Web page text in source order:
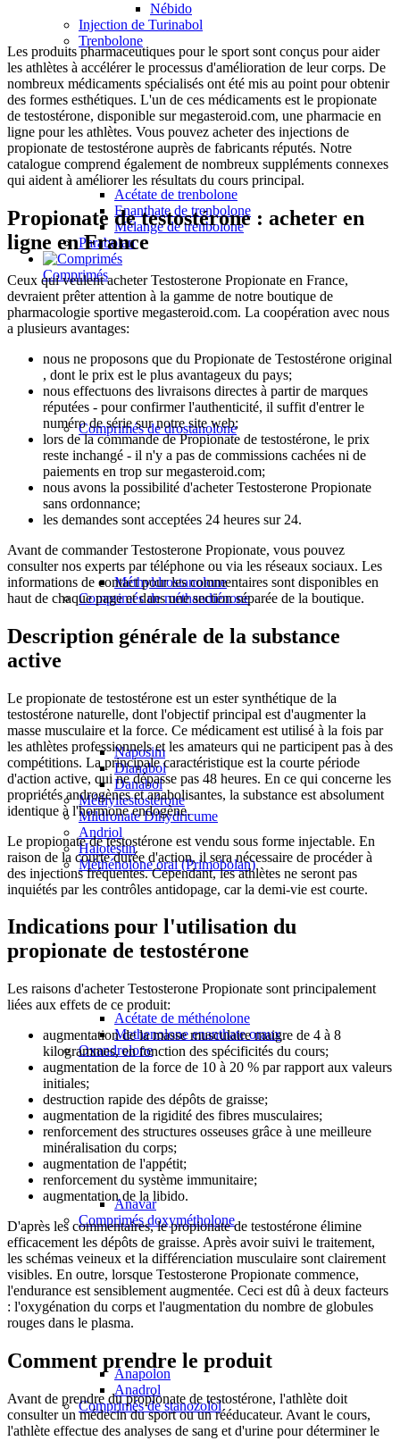
Nébido
Injection de Turinabol
Trenbolone
Acétate de trenbolone
Enanthate de trenbolone
Mélange de trenbolone
Parabolan
Comprimés
Comprimés de drostanolone
Méthyldrostanolone
Comprimés de méthandiénone
Naposim
Dianabol
Danabol
Méthyltestostérone
Mildronate Dihydricume
Andriol
Halotestin
Méthénolone oral (Primobolan)
Acétate de méthénolone
Methenolone enanthate oraux
Oxandrolone
Anavar
Comprimés doxymétholone
Anapolon
Anadrol
Comprimés de stanozolol
Les produits pharmaceutiques pour le sport sont conçus pour aider
les athlètes à accélérer le processus d'amélioration de leur corps. De
nombreux médicaments spécialisés ont été mis au point pour obtenir
des formes esthétiques. L'un de ces médicaments est le propionate
de testostérone, disponible sur megasteroid.com, une pharmacie en
ligne pour les athlètes. Vous pouvez acheter des injections de
propionate de testostérone auprès de fabricants réputés. Notre
catalogue comprend également de nombreux suppléments connexes
qui aident à améliorer les résultats du cours principal.
Propionate de testostérone : acheter en
ligne en France
Ceux qui veulent acheter Testosterone Propionate en France,
devraient prêter attention à la gamme de notre boutique de
pharmacologie sportive megasteroid.com. La coopération avec nous
a plusieurs avantages:
nous ne proposons que du Propionate de Testostérone original
, dont le prix est le plus avantageux du pays;
nous effectuons des livraisons directes à partir de marques
réputées - pour confirmer l'authenticité, il suffit d'entrer le
numéro de série sur notre site web;
lors de la commande de Propionate de testostérone, le prix
reste inchangé - il n'y a pas de commissions cachées ni de
paiements en trop sur megasteroid.com;
nous avons la possibilité d'acheter Testosterone Propionate
sans ordonnance;
les demandes sont acceptées 24 heures sur 24.
Avant de commander Testosterone Propionate, vous pouvez
consulter nos experts par téléphone ou via les réseaux sociaux. Les
informations de contact pour les commentaires sont disponibles en
haut de chaque page et dans une section séparée de la boutique.
Description générale de la substance
active
Le propionate de testostérone est un ester synthétique de la
testostérone naturelle, dont l'objectif principal est d'augmenter la
masse musculaire et la force. Ce médicament est utilisé à la fois par
les athlètes professionnels et les amateurs qui ne participent pas à des
compétitions. La principale caractéristique est la courte période
d'action active, qui ne dépasse pas 48 heures. En ce qui concerne les
propriétés androgènes et anabolisantes, la substance est absolument
identique à l'hormone endogène.
Le propionate de testostérone est vendu sous forme injectable. En
raison de la courte durée d'action, il sera nécessaire de procéder à
des injections fréquentes. Cependant, les athlètes ne seront pas
inquiétés par les contrôles antidopage, car la demi-vie est courte.
Indications pour l'utilisation du
propionate de testostérone
Les raisons d'acheter Testosterone Propionate sont principalement
liées aux effets de ce produit:
augmentation de la masse musculaire maigre de 4 à 8
kilogrammes, en fonction des spécificités du cours;
augmentation de la force de 10 à 20 % par rapport aux valeurs
initiales;
destruction rapide des dépôts de graisse;
augmentation de la rigidité des fibres musculaires;
renforcement des structures osseuses grâce à une meilleure
minéralisation du corps;
augmentation de l'appétit;
renforcement du système immunitaire;
augmentation de la libido.
D'après les commentaires, le propionate de testostérone élimine
efficacement les dépôts de graisse. Après avoir suivi le traitement,
les schémas veineux et la différenciation musculaire sont clairement
visibles. En outre, lorsque Testosterone Propionate commence,
l'endurance est sensiblement augmentée. Ceci est dû à deux facteurs
: l'oxygénation du corps et l'augmentation du nombre de globules
rouges dans le plasma.
Comment prendre le produit
Avant de prendre du propionate de testostérone, l'athlète doit
consulter un médecin du sport ou un rééducateur. Avant le cours,
l'athlète effectue des analyses de sang et d'urine pour déterminer le